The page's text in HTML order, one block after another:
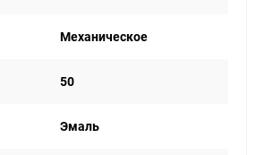
Механическое
50
Эмаль